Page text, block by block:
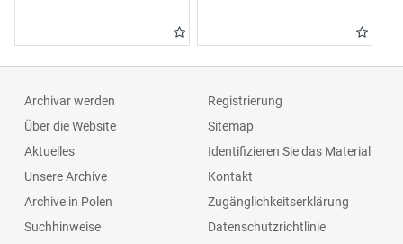
Archivar werden
Über die Website
Aktuelles
Unsere Archive
Archive in Polen
Suchhinweise
Registrierung
Sitemap
Identifizieren Sie das Material
Kontakt
Zugänglichkeitserklärung
Datenschutzrichtlinie